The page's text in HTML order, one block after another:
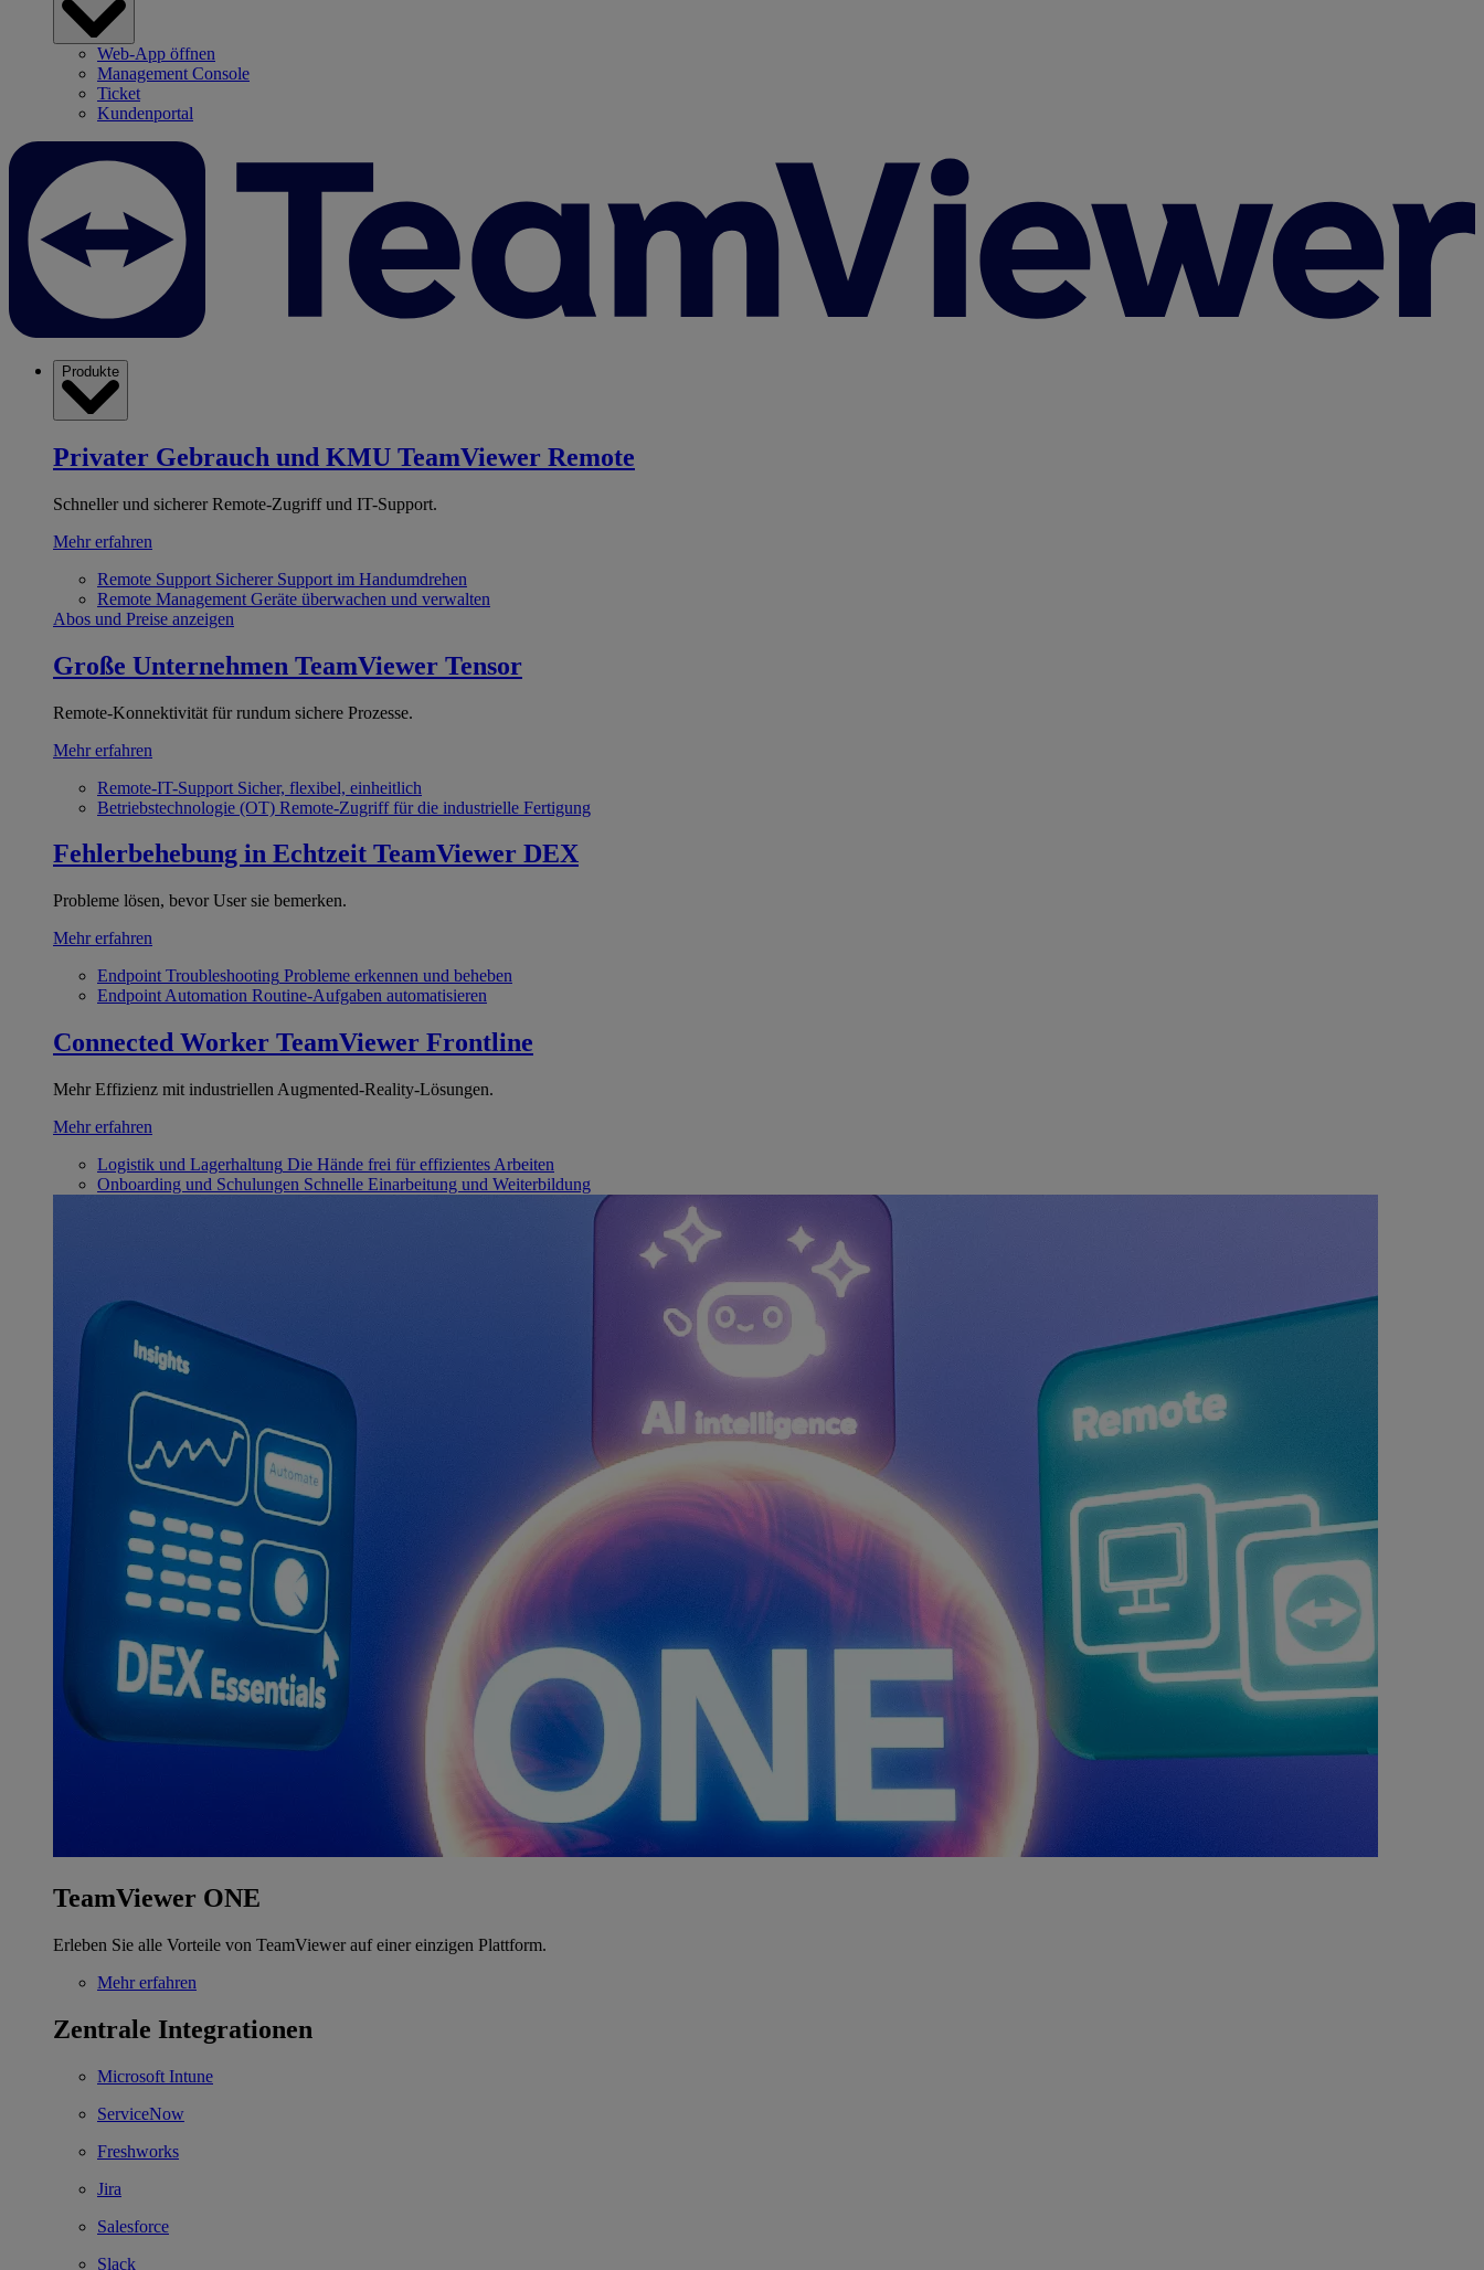
Web-App öffnen
Management Console
Ticket
Kundenportal
Produkte
Privater Gebrauch und KMU TeamViewer Remote
Schneller und sicherer Remote-Zugriff und IT-Support.
Mehr erfahren
Remote Support Sicherer Support im Handumdrehen
Remote Management Geräte überwachen und verwalten
Abos und Preise anzeigen
Große Unternehmen TeamViewer Tensor
Remote-Konnektivität für rundum sichere Prozesse.
Mehr erfahren
Remote-IT-Support Sicher, flexibel, einheitlich
Betriebstechnologie (OT) Remote-Zugriff für die industrielle Fertigung
Fehlerbehebung in Echtzeit TeamViewer DEX
Probleme lösen, bevor User sie bemerken.
Mehr erfahren
Endpoint Troubleshooting Probleme erkennen und beheben
Endpoint Automation Routine-Aufgaben automatisieren
Connected Worker TeamViewer Frontline
Mehr Effizienz mit industriellen Augmented-Reality-Lösungen.
Mehr erfahren
Logistik und Lagerhaltung Die Hände frei für effizientes Arbeiten
Onboarding und Schulungen Schnelle Einarbeitung und Weiterbildung
TeamViewer ONE
Erleben Sie alle Vorteile von TeamViewer auf einer einzigen Plattform.
Mehr erfahren
Zentrale Integrationen
Microsoft Intune
ServiceNow
Freshworks
Jira
Salesforce
Slack